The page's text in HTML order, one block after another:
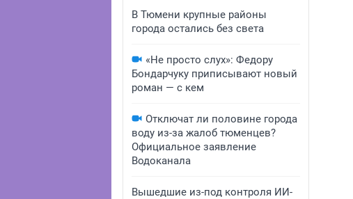
В Тюмени крупные районы
города остались без света
«Не просто слух»: Федору
Бондарчуку приписывают новый
роман — с кем
Отключат ли половине города
воду из-за жалоб тюменцев?
Официальное заявление
Водоканала
Вышедшие из-под контроля ИИ-